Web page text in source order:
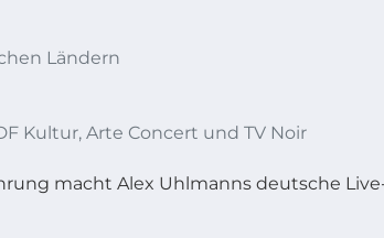
Ländern
Kultur, Arte Concert und TV Noir
macht Alex Uhlmanns deutsche